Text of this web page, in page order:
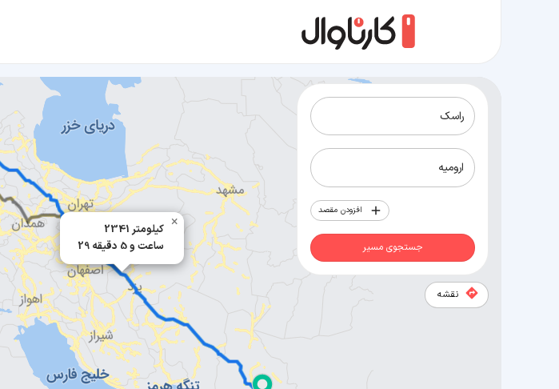
2341 کیلومتر
29 ساعت و 5 دقیقه
×
افزودن مقصد
جستجوی مسیر
نقشه